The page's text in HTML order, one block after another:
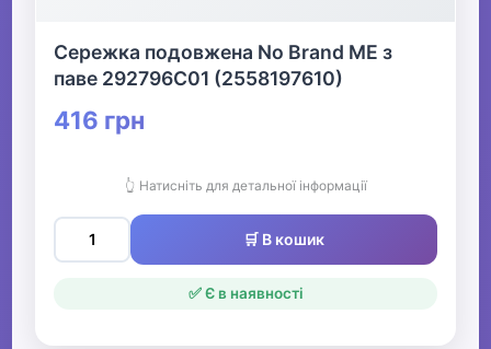
Сережка подовжена No Brand ME з
паве 292796C01 (2558197610)
416 грн
👆 Натисніть для детальної інформації
🛒 В кошик
✅ Є в наявності